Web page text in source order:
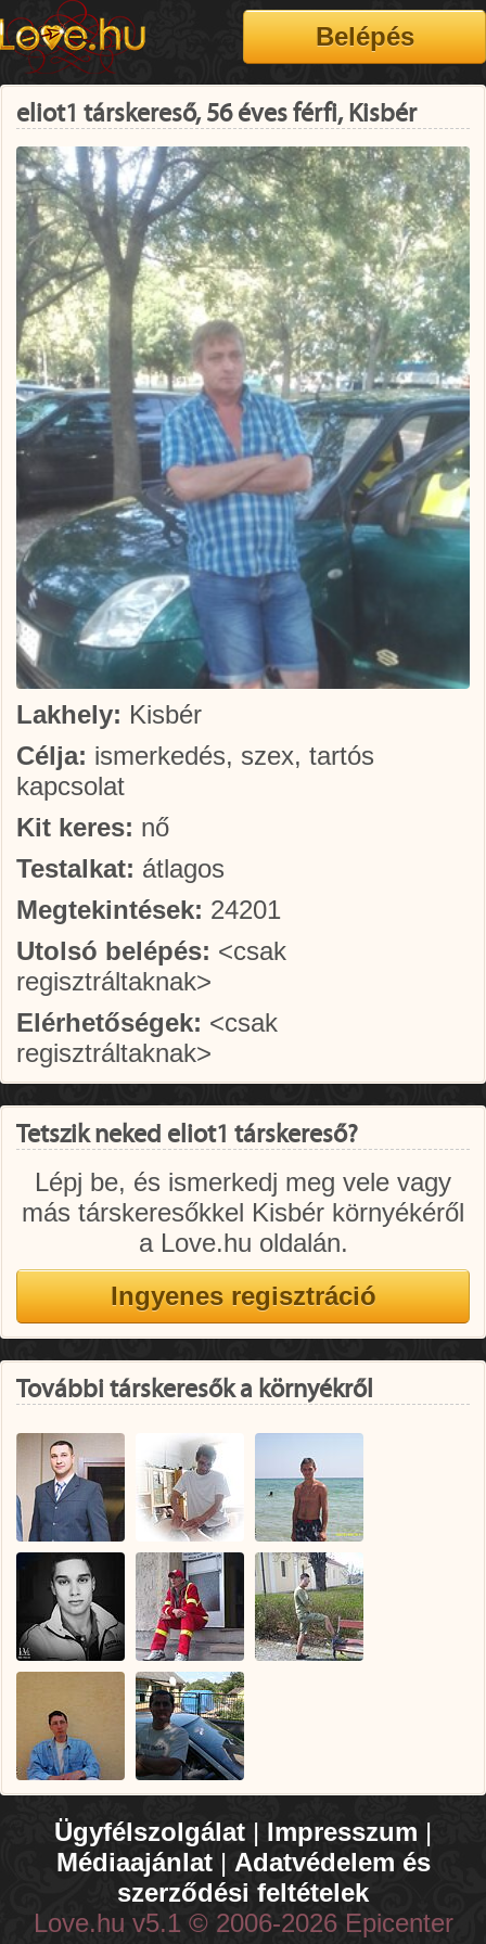
eliot1 társkereső, 56 éves férfi, Kisbér
Lakhely: Kisbér
Célja: ismerkedés, szex, tartós
kapcsolat
Kit keres: nő
Testalkat: átlagos
Megtekintések: 24201
Utolsó belépés: <csak
regisztráltaknak>
Elérhetőségek: <csak
regisztráltaknak>
Tetszik neked eliot1 társkereső?
Lépj be, és ismerkedj meg vele vagy
más társkeresőkkel Kisbér környékéről
a Love.hu oldalán.
További társkeresők a környékről
Ügyfélszolgálat | Impresszum |
Médiaajánlat| Adatvédelem és
szerződési feltételek
Love.hu v5.1 © 2006-2026 Epicenter